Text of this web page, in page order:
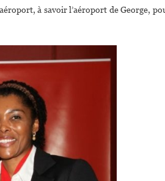
à savoir l’aéroport de George,